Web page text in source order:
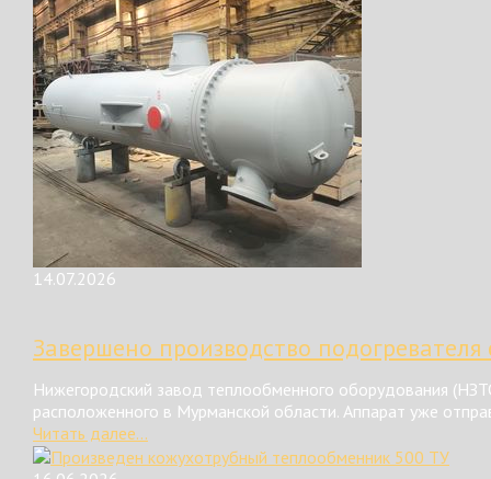
14.07.2026
Завершено производство
Нижегородский завод теплообменного оборудования
расположенного в Мурманской области. Аппарат уже
Читать далее...